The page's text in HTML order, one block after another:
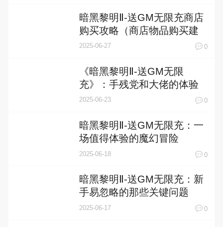
暗黑黎明Ⅱ-送GM无限充商店
购买攻略（商店物品购买建
议）
2025-06-27 0
《暗黑黎明Ⅱ-送GM无限
充》：手残党和大佬的体验
两极分化
2025-06-23 0
暗黑黎明Ⅱ-送GM无限充：一
场值得体验的魔幻冒险
2025-06-18 0
暗黑黎明Ⅱ-送GM无限充：新
手易忽略的那些关键问题
2025-06-17 0